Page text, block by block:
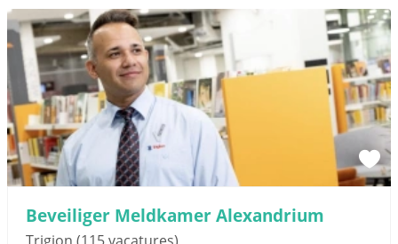
Beveiliger Meldkamer Alexandrium